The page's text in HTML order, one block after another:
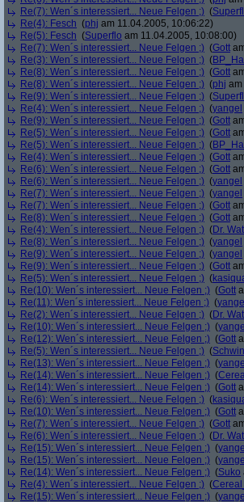
Re(7): Wen´s interessiert... Neue Felgen ;) (
Re(4): Fesch (phj am 11.04.2005, 10:06:22)
Re(5): Fesch (Superflo am 11.04.2005, 10:08:00)
Re(7): Wen´s interessiert... Neue Felgen ;) (Gott
Re(3): Wen´s interessiert... Neue Felgen ;) (
Re(8): Wen´s interessiert... Neue Felgen ;) (Gott
Re(8): Wen´s interessiert... Neue Felgen ;) (phj am
Re(9): Wen´s interessiert... Neue Felgen ;) (
Re(4): Wen´s interessiert... Neue Felgen ;) (yangel
Re(9): Wen´s interessiert... Neue Felgen ;) (Gott
Re(5): Wen´s interessiert... Neue Felgen ;) (Gott
Re(5): Wen´s interessiert... Neue Felgen ;) (
Re(4): Wen´s interessiert... Neue Felgen ;) (Gott
Re(6): Wen´s interessiert... Neue Felgen ;) (Gott
Re(6): Wen´s interessiert... Neue Felgen ;) (yangel
Re(7): Wen´s interessiert... Neue Felgen ;) (yangel
Re(7): Wen´s interessiert... Neue Felgen ;) (Gott
Re(8): Wen´s interessiert... Neue Felgen ;) (Gott
Re(4): Wen´s interessiert... Neue Felgen ;) (Dr.
Re(8): Wen´s interessiert... Neue Felgen ;) (yangel
Re(9): Wen´s interessiert... Neue Felgen ;) (yangel
Re(9): Wen´s interessiert... Neue Felgen ;) (Gott
Re(5): Wen´s interessiert... Neue Felgen ;) (
Re(10): Wen´s interessiert... Neue Felgen ;) (Gott
Re(11): Wen´s interessiert... Neue Felgen ;) (yangel
Re(2): Wen´s interessiert... Neue Felgen ;) (Dr.
Re(10): Wen´s interessiert... Neue Felgen ;) (yangel
Re(12): Wen´s interessiert... Neue Felgen ;) (Gott
Re(5): Wen´s interessiert... Neue Felgen ;) (
Re(13): Wen´s interessiert... Neue Felgen ;) (yangel
Re(14): Wen´s interessiert... Neue Felgen ;) (
Re(14): Wen´s interessiert... Neue Felgen ;) (Gott
Re(6): Wen´s interessiert... Neue Felgen ;) (
Re(10): Wen´s interessiert... Neue Felgen ;) (Gott
Re(7): Wen´s interessiert... Neue Felgen ;) (Gott
Re(6): Wen´s interessiert... Neue Felgen ;) (Dr.
Re(15): Wen´s interessiert... Neue Felgen ;) (yangel
Re(15): Wen´s interessiert... Neue Felgen ;) (yangel
Re(14): Wen´s interessiert... Neue Felgen ;) (Suko
Re(4): Wen´s interessiert... Neue Felgen ;) (
Re(15): Wen´s interessiert... Neue Felgen ;) (yangel